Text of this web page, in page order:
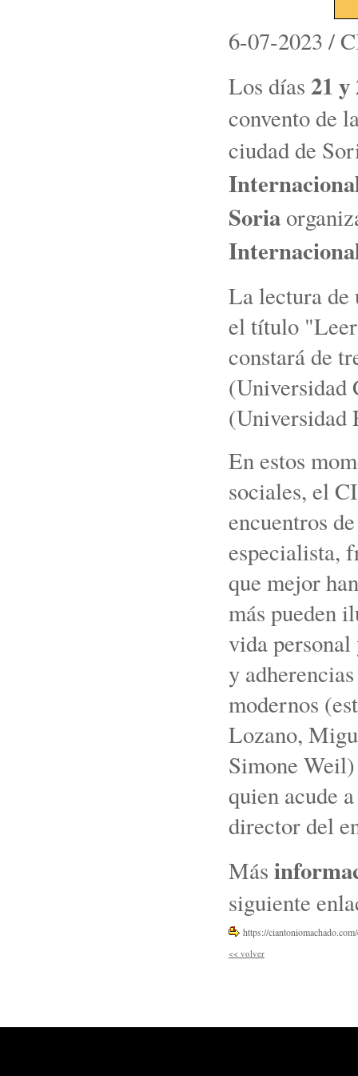
6-07-2023 /
Los días 21
convento de
ciudad de
Soria
La lectura de
el título "Leer
constará de
(Universidad
(Universidad
En estos
sociales, el
encuentros
especialista,
que mejor
más pueden
vida
y
modernos
Lozano,
Simone
quien acude
director del
Más
siguiente
https://
<< volver